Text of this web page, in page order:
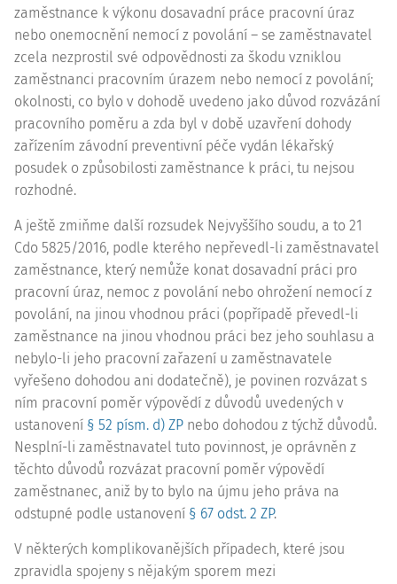
zaměstnance k výkonu dosavadní práce pracovní úraz
nebo onemocnění nemocí z povolání – se zaměstnavatel
zcela nezprostil své odpovědnosti za škodu vzniklou
zaměstnanci pracovním úrazem nebo nemocí z povolání;
okolnosti, co bylo v dohodě uvedeno jako důvod rozvázání
pracovního poměru a zda byl v době uzavření dohody
zařízením závodní preventivní péče vydán lékařský
posudek o způsobilosti zaměstnance k práci, tu nejsou
rozhodné.
A ještě zmiňme další rozsudek Nejvyššího soudu, a to 21
Cdo 5825/2016, podle kterého nepřevedl-li zaměstnavatel
zaměstnance, který nemůže konat dosavadní práci pro
pracovní úraz, nemoc z povolání nebo ohrožení nemocí z
povolání, na jinou vhodnou práci (popřípadě převedl-li
zaměstnance na jinou vhodnou práci bez jeho souhlasu a
nebylo-li jeho pracovní zařazení u zaměstnavatele
vyřešeno dohodou ani dodatečně), je povinen rozvázat s
ním pracovní poměr výpovědí z důvodů uvedených v
ustanovení § 52 písm. d) ZP nebo dohodou z týchž důvodů.
Nesplní-li zaměstnavatel tuto povinnost, je oprávněn z
těchto důvodů rozvázat pracovní poměr výpovědí
zaměstnanec, aniž by to bylo na újmu jeho práva na
odstupné podle ustanovení § 67 odst. 2 ZP.
V některých komplikovanějších případech, které jsou
zpravidla spojeny s nějakým sporem mezi